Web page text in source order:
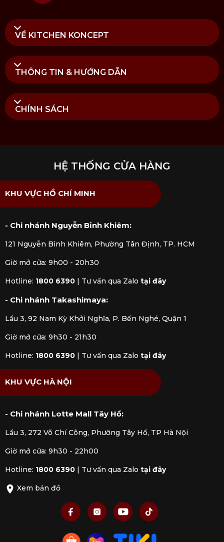
VỀ KITCHEN KONCEPT
THÔNG TIN & HƯỚNG DẪN
CHÍNH SÁCH
HỆ THỐNG CỬA HÀNG
KHU VỰC HỒ CHÍ MINH
- Chi nhánh Nguyễn Bỉnh Khiêm:
121 Nguyễn Bỉnh Khiêm, Phường Tân Định, TP. HCM
Giờ mở cửa: 9h00 - 20h30
Hotline: 1800 6390 Tư vấn qua Zalo tại đây
- Chi nhánh Takashimaya:
Lầu 3, 92 Nam Kỳ Khởi Nghĩa, P. Bến Nghé, Quận 1
Giờ mở cửa: 9h30 - 21h30
Hotline: 1800 6390 Tư vấn qua Zalo tại đây
KHU VỰC HÀ NỘI
- Chi nhánh Lotte Mall Tây Hồ:
Lầu 3, 272 Võ Chí Công, Phường Tây Hồ, TP Hà Nội
Giờ mở cửa: 9h30 - 22h00
Hotline: 1800 6390 Tư vấn qua Zalo tại đây
Xem bản đồ